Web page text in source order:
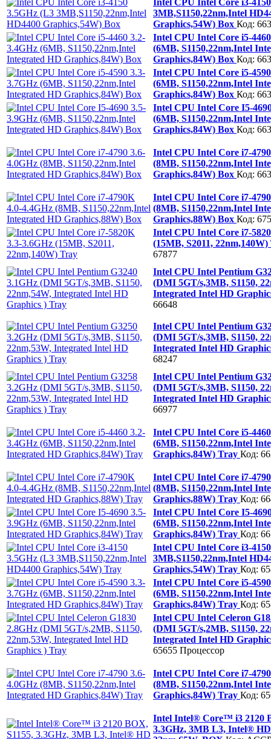
3MB,S1150,22nm,Intel
Graphics,54W) Box Код:
Intel CPU Intel Core i5-
(6MB, S1150,22nm,Intel
Graphics,84W) Box Код:
Intel CPU Intel Core i5-
(6MB, S1150,22nm,Intel
Graphics,84W) Box Код:
Intel CPU Intel Core I5-
(6MB, S1150,22nm,Intel
Graphics,84W) Box Код:
Intel CPU Intel Core i7-
(8MB, S1150,22nm,Intel
Graphics,84W) Box Код:
Intel CPU Intel Core i7-
(8MB, S1150,22nm,Intel
Graphics,88W) Box Код:
Intel CPU Intel Core i7-
(15MB, S2011,
67877
Intel CPU Intel Pentium
(DMI 5GT/s,3MB, S1150,
Integrated Intel HD
66648
Intel CPU Intel Pentium
(DMI 5GT/s,3MB, S1150,
Integrated Intel HD
68247
Intel CPU Intel Pentium
(DMI 5GT/s,3MB, S1150,
Integrated Intel HD
66977
Intel CPU Intel Core i5-
(6MB, S1150,22nm,Intel
Graphics,84W) Tray Код:
Intel CPU Intel Core i7-
(8MB, S1150,22nm,Intel
Graphics,88W) Tray Код:
Intel CPU Intel Core I5-
(6MB, S1150,22nm,Intel
Graphics,84W) Tray Код:
Intel CPU Intel Core i3-
3MB,S1150,22nm,Intel
Graphics,54W) Tray Код:
Intel CPU Intel Core i5-
(6MB, S1150,22nm,Intel
Graphics,84W) Tray Код:
Intel CPU Intel Celeron
(DMI 5GT/s,2MB, S1150,
Integrated Intel HD
65655 Процессор
Intel CPU Intel Core i7-
(8MB, S1150,22nm,Intel
Graphics,84W) Tray Код:
Intel Intel® Core™ i3 2120
3.3GHz, 3MB L3, Intel®